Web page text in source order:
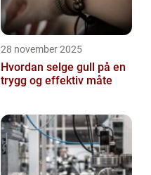
28 november 2025
Hvordan selge gull på en
trygg og effektiv måte